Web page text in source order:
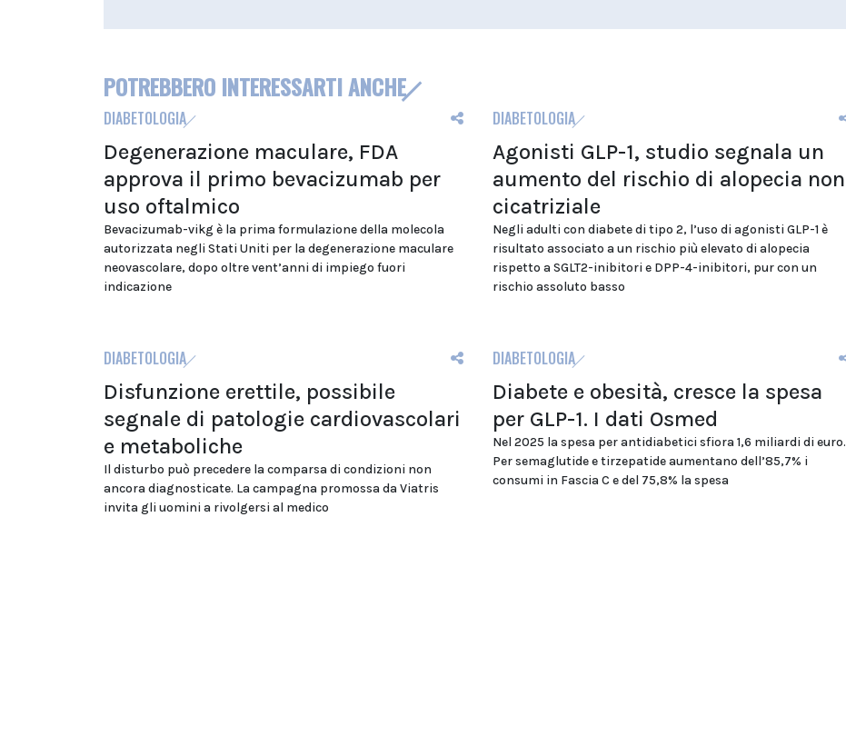
POTREBBERO INTERESSARTI ANCHE
DIABETOLOGIA
Degenerazione maculare, FDA
approva il primo bevacizumab per
uso oftalmico
Bevacizumab-vikg è la prima formulazione della molecola
autorizzata negli Stati Uniti per la degenerazione maculare
neovascolare, dopo oltre vent’anni di impiego fuori
indicazione
DIABETOLOGIA
Agonisti GLP-1, studio segnala un
aumento del rischio di alopecia non
cicatriziale
Negli adulti con diabete di tipo 2, l’uso di agonisti GLP-1 è
risultato associato a un rischio più elevato di alopecia
rispetto a SGLT2-inibitori e DPP-4-inibitori, pur con un
rischio assoluto basso
DIABETOLOGIA
Disfunzione erettile, possibile
segnale di patologie cardiovascolari
e metaboliche
Il disturbo può precedere la comparsa di condizioni non
ancora diagnosticate. La campagna promossa da Viatris
invita gli uomini a rivolgersi al medico
DIABETOLOGIA
Diabete e obesità, cresce la spesa
per GLP-1. I dati Osmed
Nel 2025 la spesa per antidiabetici sfiora 1,6 miliardi di euro.
Per semaglutide e tirzepatide aumentano dell’85,7% i
consumi in Fascia C e del 75,8% la spesa